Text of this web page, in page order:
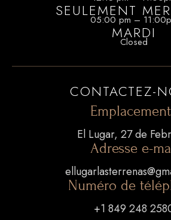
SEULEMENT
05:00 pm –
MARDI
Closed
CONTACTEZ-
El Lugar, 27 de
Adresse e-
Numéro de
+1 849 248
+1 849 248 2580
ellugarlasterrenas@gmail.com
NOTRE
El Lugar, 27 de Febrero, Las